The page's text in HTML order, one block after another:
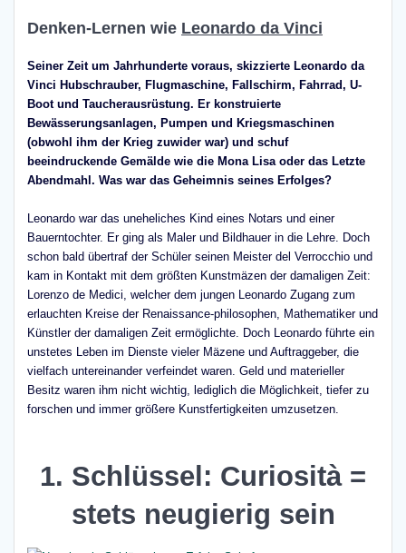
Denken-Lernen wie Leonardo da Vinci
Seiner Zeit um Jahrhunderte voraus, skizzierte Leonardo da
Vinci Hubschrauber, Flugmaschine, Fallschirm, Fahrrad, U-
Boot und Taucherausrüstung. Er konstruierte
Bewässerungsanlagen, Pumpen und Kriegsmaschinen
(obwohl ihm der Krieg zuwider war) und schuf
beeindruckende Gemälde wie die Mona Lisa oder das Letzte
Abendmahl. Was war das Geheimnis seines Erfolges?
Leonardo war das uneheliches Kind eines Notars und einer
Bauerntochter. Er ging als Maler und Bildhauer in die Lehre. Doch
schon bald übertraf der Schüler seinen Meister del Verrocchio und
kam in Kontakt mit dem größten Kunstmäzen der damaligen Zeit:
Lorenzo de Medici, welcher dem jungen Leonardo Zugang zum
erlauchten Kreise der Renaissance-philosophen, Mathematiker und
Künstler der damaligen Zeit ermöglichte. Doch Leonardo führte ein
unstetes Leben im Dienste vieler Mäzene und Auftraggeber, die
vielfach untereinander verfeindet waren. Geld und materieller
Besitz waren ihm nicht wichtig, lediglich die Möglichkeit, tiefer zu
forschen und immer größere Kunstfertigkeiten umzusetzen.
1. Schlüssel: Curiosità =
stets neugierig sein